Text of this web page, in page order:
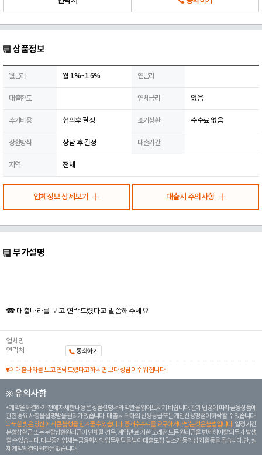
상품정보
월금리 월 1%~1.6% 연금리
대출한도 연체금리 없음
추가비용 협의후 결정 조기상환 수수료 없음
상환방식 상담 후 결정 대출기간
지역 전체
업체정보 상세보기 대출시 주의사항
부가설명
☎ 대출나라를 보고 연락드렸다고 말씀해주세요
업체명
연락처
통화하기
대출나라를 보고 연락드렸다고 하시면 보다 상담이 쉬워집니다.
※ 유의사항
계약을 체결하기 전에 자세한 내용은 상품설명서와 약관을 읽어보시기 바랍니다. 관계 법령에 따라 금융상품에
관한 중요 사항을 설명받을 권리가 있습니다. 대 출 시 귀하의 신용등급 또는 개인신용평점이 하락할 수 있습니다.
과도한 빚은 당신 에게 큰 불행을 안겨줄 수 있습니다. 중개수수료를 요구하거나 받는 것은 불법입니다. 일정 기간
분할상환금 또는 분할상환원리금이 연체될 경우, 계약만료 기한 도래전 모든 원리금을 변제해야할 의무가 발생
할 수 있습니다. 대부중개업체는 금융회사의 업무위탁을 받아 대출모집 및 소개 등의 섭외 활동을 돕습니다. 단, 실
제 계약체결의 권한은 없습니다.